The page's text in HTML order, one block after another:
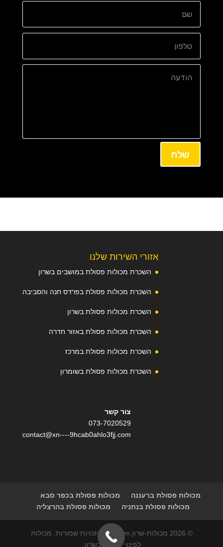
שלח
אזורי השירות שלנו
השכרת מכולות פסולת במושבים בשרון
השכרת מכולות פסולת בפרדס חנה והסביבה
השכרת מכולות פסולת בשרון
השכרת מכולות פסולת באזור חדרה
השכרת מכולות פסולת במרכז
השכרת מכולות פסולת בשומרון
צור קשר
073-7020529
contact@xn----9hcab0ahlo3fjj.com
מכולות פסולת ברעננה
מכולות פסולת בכפר סבא
מכולות פסולת בנתניה
מכולות פסולת בהרצליה
© 2026 מכולות-שרון.com | כל הזכויות שמורות. מכולות
לפינוי פסולת בשרון.